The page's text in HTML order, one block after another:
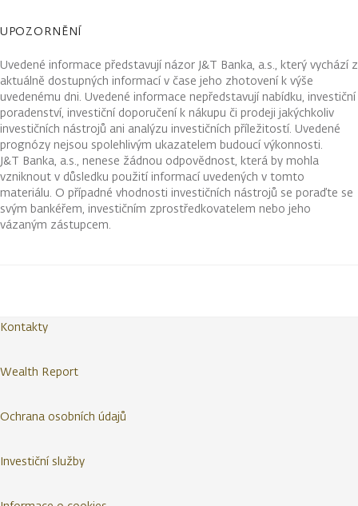
UPOZORNĚNÍ
Uvedené informace představují názor J&T Banka, a.s., který vychází z
aktuálně dostupných informací v čase jeho zhotovení k výše
uvedenému dni. Uvedené informace nepředstavují nabídku, investiční
poradenství, investiční doporučení k nákupu či prodeji jakýchkoliv
investičních nástrojů ani analýzu investičních příležitostí. Uvedené
prognózy nejsou spolehlivým ukazatelem budoucí výkonnosti.
J&T Banka, a.s., nenese žádnou odpovědnost, která by mohla
vzniknout v důsledku použití informací uvedených v tomto
materiálu. O případné vhodnosti investičních nástrojů se poraďte se
svým bankéřem, investičním zprostředkovatelem nebo jeho
vázaným zástupcem.
Kontakty
Wealth Report
Ochrana osobních údajů
Investiční služby